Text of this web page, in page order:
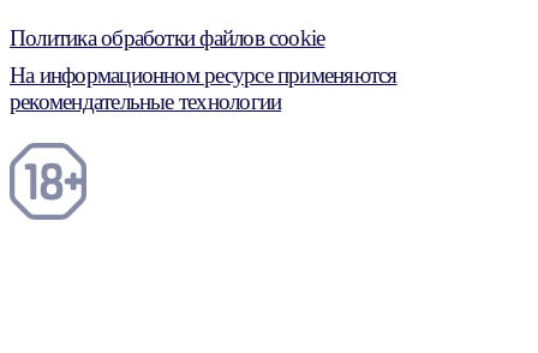
Политика обработки файлов cookie
На информационном ресурсе применяются
рекомендательные технологии